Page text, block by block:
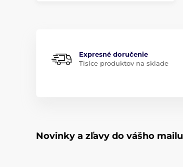
Expresné doručenie
Tisíce produktov na sklade
Novinky a zľavy do vášho mailu